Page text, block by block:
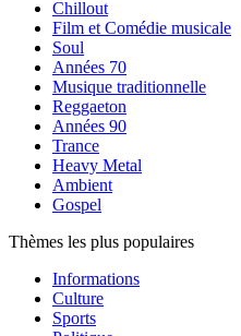
Chillout
Film et Comédie musicale
Soul
Années 70
Musique traditionnelle
Reggaeton
Années 90
Trance
Heavy Metal
Ambient
Gospel
Thèmes les plus populaires
Informations
Culture
Sports